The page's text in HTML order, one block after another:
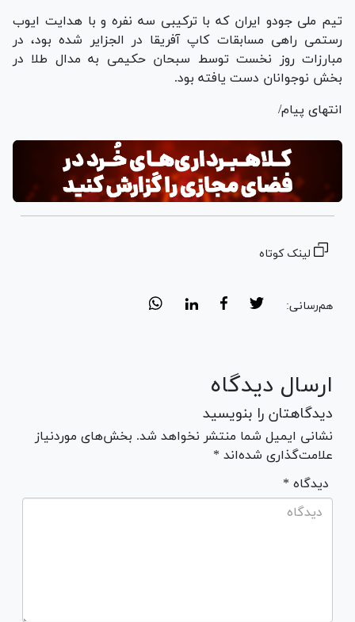
تیم ملی جودو ایران که با ترکیبی سه نفره و با هدایت ایوب
رستمی راهی مسابقات کاپ آفریقا در الجزایر شده بود، در
مبارزات روز نخست توسط سبحان حکیمی به مدال طلا در
بخش نوجوانان دست یافته بود.
انتهای پیام/
لینک کوتاه
هم‌رسانی:
ارسال دیدگاه
دیدگاهتان را بنویسید
نشانی ایمیل شما منتشر نخواهد شد. بخش‌های موردنیاز
علامت‌گذاری شده‌اند *
* دیدگاه